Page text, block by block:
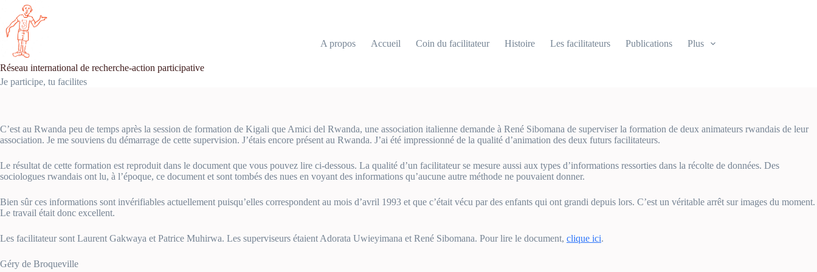
Passer
contenu
Réseau international de recherche-action participative
Je participe, tu facilites
A propos Accueil Coin du facilitateur Histoire Les facilitateurs Publications Plus
C’est au Rwanda peu de temps après la session de formation de Kigali que Amici del Rwanda, une association italienne demande à René Sibomana de superviser la formation de deux animateurs rwandais de leur
association. Je me souviens du démarrage de cette supervision. J’étais encore présent au Rwanda. J’ai été impressionné de la qualité d’animation des deux futurs facilitateurs.
Le résultat de cette formation est reproduit dans le document que vous pouvez lire ci-dessous. La qualité d’un facilitateur se mesure aussi aux types d’informations ressorties dans la récolte de données. Des
sociologues rwandais ont lu, à l’époque, ce document et sont tombés des nues en voyant des informations qu’aucune autre méthode ne pouvaient donner.
Bien sûr ces informations sont invérifiables actuellement puisqu’elles correspondent au mois d’avril 1993 et que c’était vécu par des enfants qui ont grandi depuis lors. C’est un véritable arrêt sur images du moment.
Le travail était donc excellent.
Les facilitateur sont Laurent Gakwaya et Patrice Muhirwa. Les superviseurs étaient Adorata Uwieyimana et René Sibomana. Pour lire le document, clique ici.
Géry de Broqueville